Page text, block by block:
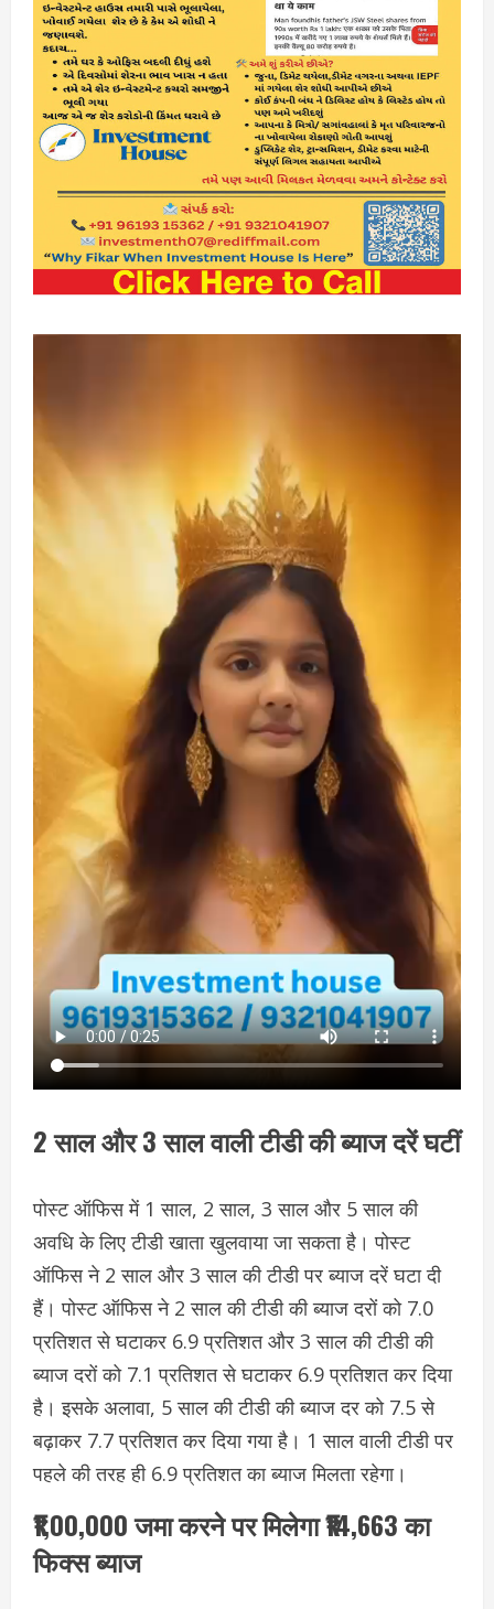
2 साल और 3 साल वाली टीडी की ब्याज दरें घटीं
पोस्ट ऑफिस में 1 साल, 2 साल, 3 साल और 5 साल की
अवधि के लिए टीडी खाता खुलवाया जा सकता है। पोस्ट
ऑफिस ने 2 साल और 3 साल की टीडी पर ब्याज दरें घटा दी
हैं। पोस्ट ऑफिस ने 2 साल की टीडी की ब्याज दरों को 7.0
प्रतिशत से घटाकर 6.9 प्रतिशत और 3 साल की टीडी की
ब्याज दरों को 7.1 प्रतिशत से घटाकर 6.9 प्रतिशत कर दिया
है। इसके अलावा, 5 साल की टीडी की ब्याज दर को 7.5 से
बढ़ाकर 7.7 प्रतिशत कर दिया गया है। 1 साल वाली टीडी पर
पहले की तरह ही 6.9 प्रतिशत का ब्याज मिलता रहेगा।
₹1,00,000 जमा करने पर मिलेगा ₹14,663 का
फिक्स ब्याज